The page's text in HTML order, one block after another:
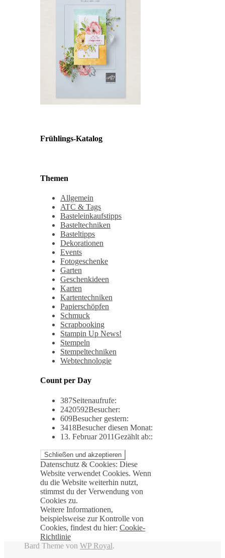
Frühlings-Katalog
Themen
Allgemein
ATC & Tags
Basteleinkaufstipps
Basteltechniken
Basteltipps
Dekorationen
Events
Fotogeschenke
Garten
Geschenkideen
Karten
Kartentechniken
Papierschöpfen
Schmuck
Scrapbooking
Stampin Up News!
Stempeln
Stempeltechniken
Webtechnologie
Count per Day
387Seitenaufrufe:
2420592Besucher:
609Besucher gestern:
3418Besucher diesen Monat:
13. Februar 2011Gezählt ab::
Datenschutz & Cookies: Diese
Website verwendet Cookies. Wenn
du die Website weiterhin nutzt,
stimmst du der Verwendung von
Cookies zu.
Weitere Informationen,
beispielsweise zur Kontrolle von
Cookies, findest du hier: Cookie-
Richtlinie
Bard Theme von WP Royal.